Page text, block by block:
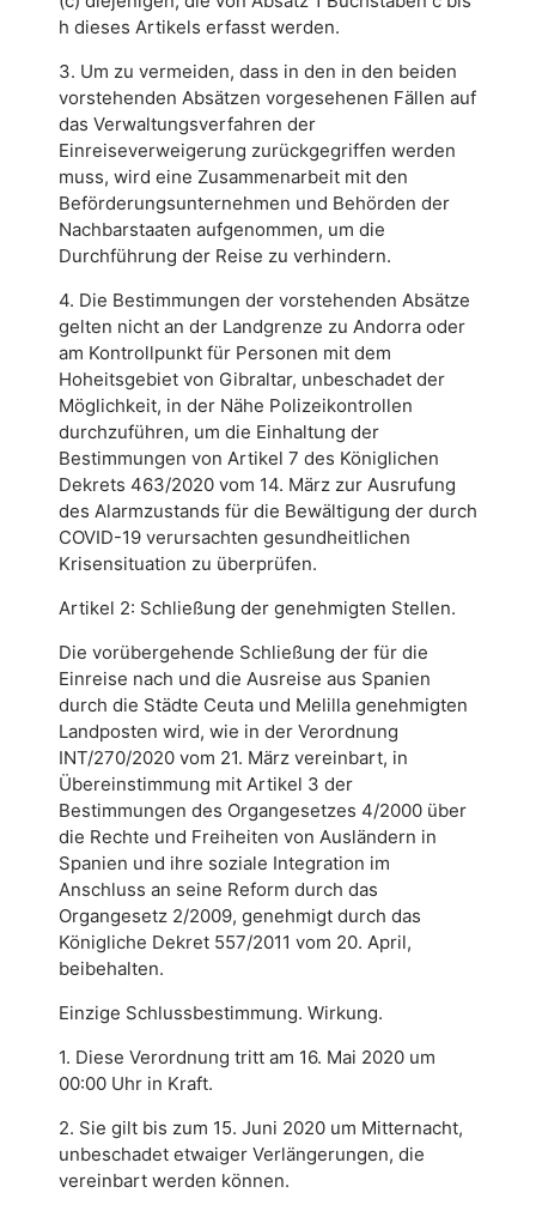
h dieses Artikels erfasst werden.
3. Um zu vermeiden, dass in den in den beiden
vorstehenden Absätzen vorgesehenen Fällen auf
das Verwaltungsverfahren der
Einreiseverweigerung zurückgegriffen werden
muss, wird eine Zusammenarbeit mit den
Beförderungsunternehmen und Behörden der
Nachbarstaaten aufgenommen, um die
Durchführung der Reise zu verhindern.
4. Die Bestimmungen der vorstehenden Absätze
gelten nicht an der Landgrenze zu Andorra oder
am Kontrollpunkt für Personen mit dem
Hoheitsgebiet von Gibraltar, unbeschadet der
Möglichkeit, in der Nähe Polizeikontrollen
durchzuführen, um die Einhaltung der
Bestimmungen von Artikel 7 des Königlichen
Dekrets 463/2020 vom 14. März zur Ausrufung
des Alarmzustands für die Bewältigung der durch
COVID-19 verursachten gesundheitlichen
Krisensituation zu überprüfen.
Artikel 2: Schließung der genehmigten Stellen.
Die vorübergehende Schließung der für die
Einreise nach und die Ausreise aus Spanien
durch die Städte Ceuta und Melilla genehmigten
Landposten wird, wie in der Verordnung
INT/270/2020 vom 21. März vereinbart, in
Übereinstimmung mit Artikel 3 der
Bestimmungen des Organgesetzes 4/2000 über
die Rechte und Freiheiten von Ausländern in
Spanien und ihre soziale Integration im
Anschluss an seine Reform durch das
Organgesetz 2/2009, genehmigt durch das
Königliche Dekret 557/2011 vom 20. April,
beibehalten.
Einzige Schlussbestimmung. Wirkung.
1. Diese Verordnung tritt am 16. Mai 2020 um
00:00 Uhr in Kraft.
2. Sie gilt bis zum 15. Juni 2020 um Mitternacht,
unbeschadet etwaiger Verlängerungen, die
vereinbart werden können.